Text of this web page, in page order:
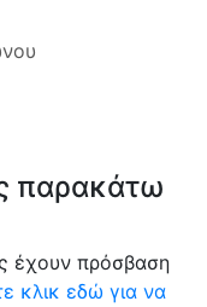
παρακάτω
έχουν πρόσβαση
κλικ εδώ για να